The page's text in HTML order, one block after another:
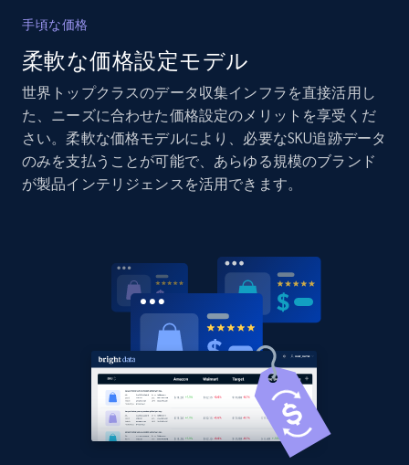
Home Depot US - Discovery products by
specific category URL
URL, Domain, Country code, Model number,
Sku, Product id, Product name, Manufacturer,
and more.
Amazon products global dataset
Title, Seller name, Brand, Description, Initial
price, Currency, Availability, Reviews count, and
今すぐ始める
手頃な価格
柔軟な価格設定モデル
世界トップクラスのデータ収集インフラを直接活用し
た、ニーズに合わせた価格設定のメリットを享受くだ
さい。柔軟な価格モデルにより、必要なSKU追跡データ
のみを支払うことが可能で、あらゆる規模のブランド
が製品インテリジェンスを活用できます。